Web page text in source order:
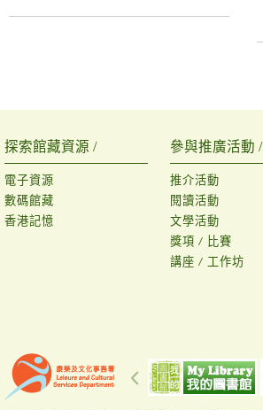
探索館藏資源 /
電子資源
數碼館藏
香港記憶
參與推廣活動 /
推介活動
閱讀活動
文學活動
獎項 / 比賽
講座 / 工作坊